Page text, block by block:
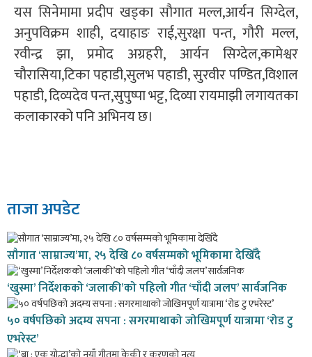
यस सिनेमामा प्रदीप खड्का सौगात मल्ल,आर्यन सिग्देल,
अनुपविक्रम शाही, दयाहाङ राई,सुरक्षा पन्त, गौरी मल्ल,
रवीन्द्र झा, प्रमोद अग्रहरी, आर्यन सिग्देल,कामेश्वर
चौरासिया,टिका पहाडी,सुलभ पहाडी, सुरवीर पण्डित,विशाल
पहाडी, दिव्यदेव पन्त,सुपुष्पा भट्ट, दिव्या रायमाझी लगायतका
कलाकारको पनि अभिनय छ।
ताजा अपडेट
सौगात ‘साम्राज्य’मा, २५ देखि ८० वर्षसम्मको भूमिकामा देखिँदै
‘खुस्मा’ निर्देशकको ‘जलाकी’को पहिलो गीत ‘चाँदी जलप’ सार्वजनिक
५० वर्षपछिको अदम्य सपना : सगरमाथाको जोखिमपूर्ण यात्रामा ‘रोड टु
एभरेस्ट’